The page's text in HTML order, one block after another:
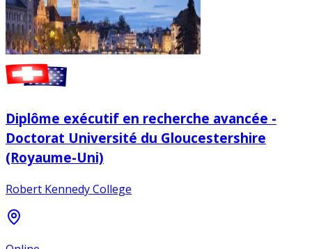
Diplôme exécutif en recherche avancée -
Doctorat Université du Gloucestershire
(Royaume-Uni)
Robert Kennedy College